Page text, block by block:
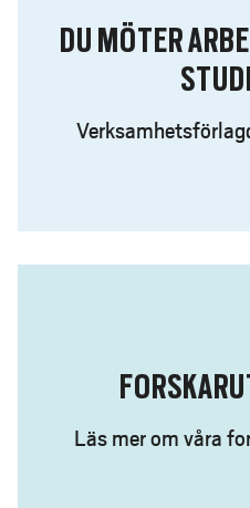
DU MÖTER
Läs mer om våra